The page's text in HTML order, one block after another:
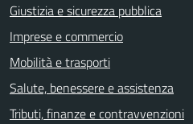
Giustizia e sicurezza pubblica
Imprese e commercio
Mobilità e trasporti
Salute, benessere e assistenza
Tributi, finanze e contravvenzioni